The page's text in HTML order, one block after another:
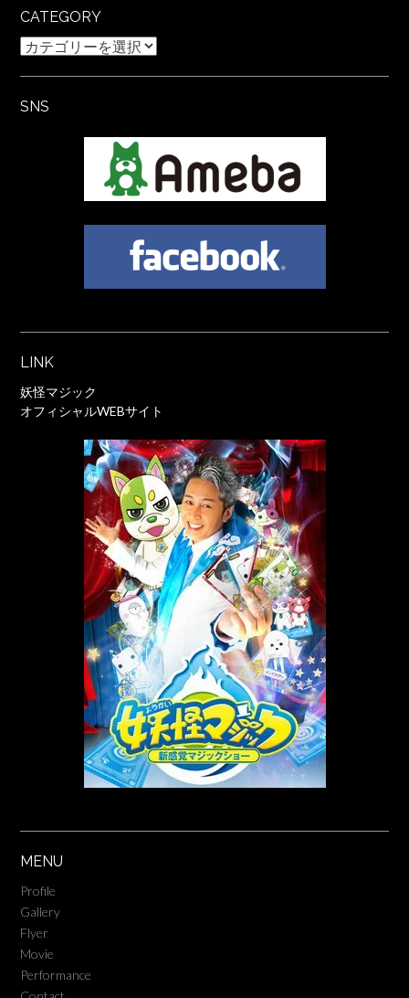
CATEGORY
Category
SNS
LINK
妖怪マジック
オフィシャルWEBサイト
MENU
Profile
Gallery
Flyer
Movie
Performance